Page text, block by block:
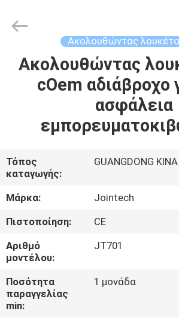
ΣΠΊΤΙ
ΕΜΦΆΝΙΣΗ
VR
ΠΕΡΊΠΟΥ
ΕΜΕΊΣ
ΓΎΡΟΣ
ΕΡΓΟΣΤΑΣΊΩΝ
Reserved.
Ακολουθώντας
Ακολουθώντας
cOem αδιάβροχο
ασφάλεια
Τόπος
καταγωγής:
GUANGDONG ΚΙΝΑ
Μάρκα:
Jointech
Πιστοποίηση:
CE
Αριθμό
μοντέλου:
JT701
Ποσότητα
παραγγελίας
min:
1 μονάδα